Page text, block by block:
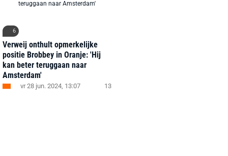
6
Verweij onthult opmerkelijke
positie Brobbey in Oranje: 'Hij
kan beter teruggaan naar
Amsterdam'
vr 28 jun. 2024, 13:07 13